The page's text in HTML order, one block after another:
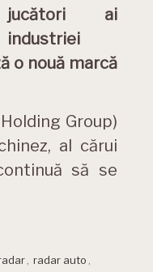
jucători ai
industriei
o nouă marcă
Group)
al cărui
să se
radar auto